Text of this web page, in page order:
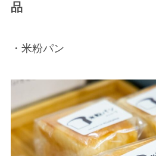
品
・米粉パン